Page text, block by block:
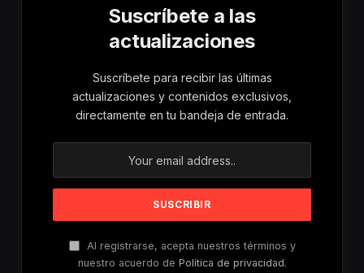
Suscríbete a las
actualizaciones
Suscríbete para recibir las últimas
actualizaciones y contenidos exclusivos,
directamente en tu bandeja de entrada.
Al registrarse, acepta nuestros términos y
nuestro acuerdo de Política de privacidad.